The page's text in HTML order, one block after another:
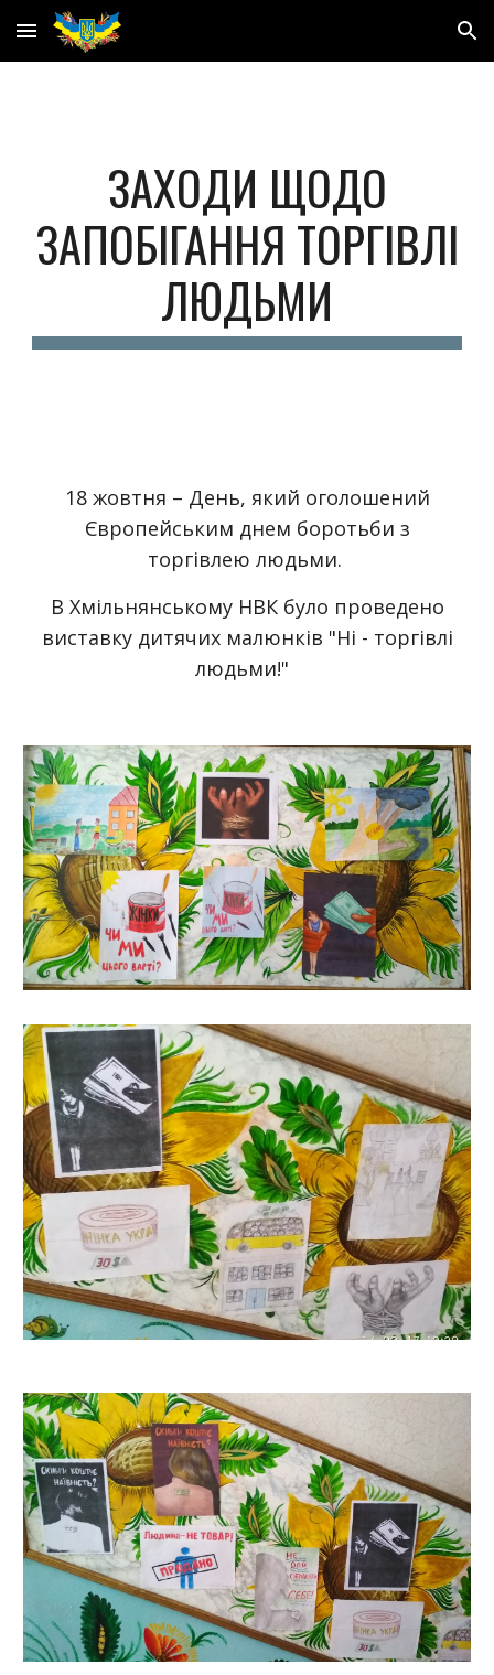
Skip to main content Skip to navigation
ЗАХОДИ ЩОДО
ЗАПОБІГАННЯ ТОРГІВЛІ
ЛЮДЬМИ
18 жовтня – День, який оголошений
Європейським днем боротьби з
торгівлею людьми.
В Хмільнянському НВК було проведено
виставку дитячих малюнків "Ні - торгівлі
людьми!"